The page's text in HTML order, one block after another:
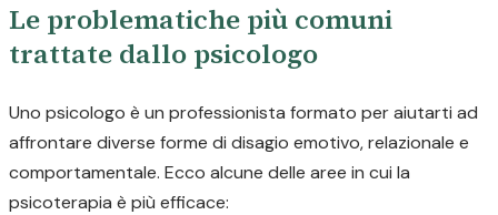
Le problematiche più comuni
trattate dallo psicologo
Uno psicologo è un professionista formato per aiutarti ad
affrontare diverse forme di disagio emotivo, relazionale e
comportamentale. Ecco alcune delle aree in cui la
psicoterapia è più efficace: